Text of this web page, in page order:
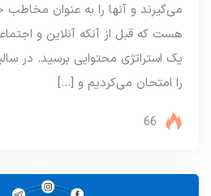
می‌گیرند و آنها را به عنوان
هست که قبل از آنکه آنلاین و
یک استراتژی محتوایی برسید. در
را امتحان می‌کردیم و […]
66